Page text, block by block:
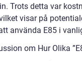
Trots detta var
visar på
använda E85 i
om Hur Olika